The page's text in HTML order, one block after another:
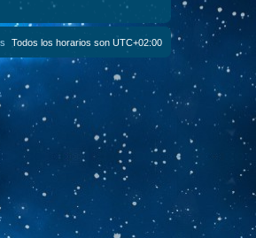
Todos los horarios son UTC+02:00